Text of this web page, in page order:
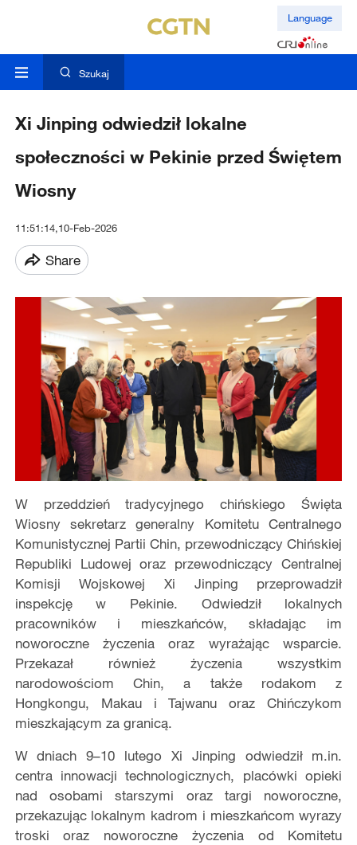
Language
Szukaj
Xi Jinping odwiedził lokalne
społeczności w Pekinie przed Świętem
Wiosny
11:51:14,10-Feb-2026
Share
W przeddzień tradycyjnego chińskiego Święta
Wiosny sekretarz generalny Komitetu Centralnego
Komunistycznej Partii Chin, przewodniczący Chińskiej
Republiki Ludowej oraz przewodniczący Centralnej
Komisji Wojskowej Xi Jinping przeprowadził
inspekcję w Pekinie. Odwiedził lokalnych
pracowników i mieszkańców, składając im
noworoczne życzenia oraz wyrażając wsparcie.
Przekazał również życzenia wszystkim
narodowościom Chin, a także rodakom z
Hongkongu, Makau i Tajwanu oraz Chińczykom
mieszkającym za granicą.
W dniach 9–10 lutego Xi Jinping odwiedził m.in.
centra innowacji technologicznych, placówki opieki
nad osobami starszymi oraz targi noworoczne,
przekazując lokalnym kadrom i mieszkańcom wyrazy
troski oraz noworoczne życzenia od Komitetu